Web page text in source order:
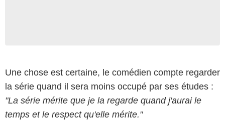
Une chose est certaine, le comédien compte regarder
la série quand il sera moins occupé par ses études :
"La série mérite que je la regarde quand j'aurai le
temps et le respect qu'elle mérite."